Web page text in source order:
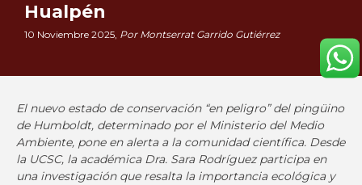
Hualpén
10 Noviembre 2025, Por Montserrat Garrido Gutiérrez
El nuevo estado de conservación “en peligro” del pingüino
de Humboldt, determinado por el Ministerio del Medio
Ambiente, pone en alerta a la comunidad científica. Desde
la UCSC, la académica Dra. Sara Rodríguez participa en
una investigación que resalta la importancia ecológica y